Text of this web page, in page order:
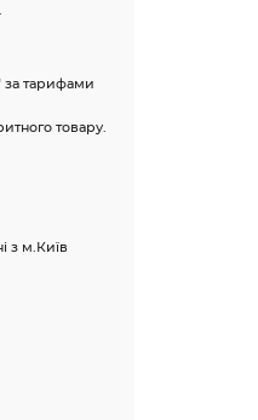
за тарифами
товару.
з м.Київ